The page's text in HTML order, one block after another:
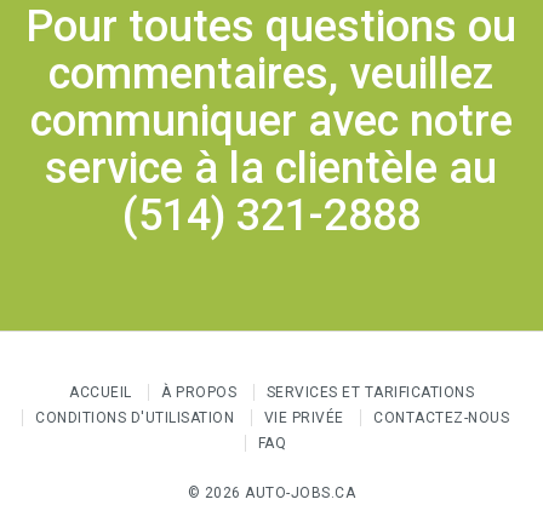
Pour toutes questions ou
commentaires, veuillez
communiquer avec notre
service à la clientèle au
(514) 321-2888
ACCUEIL À PROPOS
SERVICES ET TARIFICATIONS
CONDITIONS D'UTILISATION
VIE PRIVÉE
CONTACTEZ-NOUS
FAQ
© 2026 AUTO-JOBS.CA